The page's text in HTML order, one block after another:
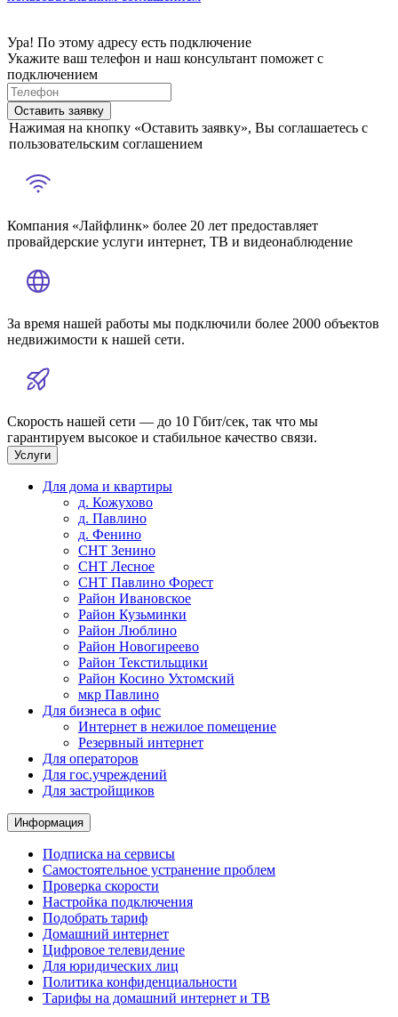
Ура! По этому адресу есть подключение
Укажите ваш телефон и наш консультант поможет с
подключением
Оставить заявку
Нажимая на кнопку «Оставить заявку», Вы соглашаетесь с
пользовательским соглашением
Компания «Лайфлинк» более 20 лет предоставляет
провайдерские услуги интернет, ТВ и видеонаблюдение
За время нашей работы мы подключили более 2000 объектов
недвижимости к нашей сети.
Скорость нашей сети — до 10 Гбит/сек, так что мы
гарантируем высокое и стабильное качество связи.
Услуги
Для дома и квартиры
д. Кожухово
д. Павлино
д. Фенино
СНТ Зенино
СНТ Лесное
СНТ Павлино Форест
Район Ивановское
Район Кузьминки
Район Люблино
Район Новогиреево
Район Текстильщики
Район Косино Ухтомский
мкр Павлино
Для бизнеса в офис
Интернет в нежилое помещение
Резервный интернет
Для операторов
Для гос.учреждений
Для застройщиков
Информация
Подписка на сервисы
Самостоятельное устранение проблем
Проверка скорости
Настройка подключения
Подобрать тариф
Домашний интернет
Цифровое телевидение
Для юридических лиц
Политика конфиденциальности
Тарифы на домашний интернет и ТВ